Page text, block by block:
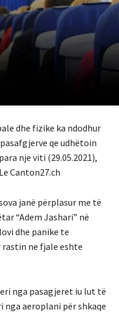
dhe fizike ka ndodhur
qe udhëtoin
nje viti (29.05.2021),
Canton27.ch
janë përplasur me të
“Adem Jashari” në
dhe panike te
ne fjale eshte
nga pasagjeret iu lut të
nga aeroplani për shkaqe